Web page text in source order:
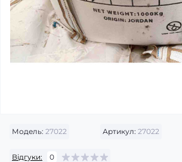
Модель: 27022 Артикул: 27022
Відгуки: 0